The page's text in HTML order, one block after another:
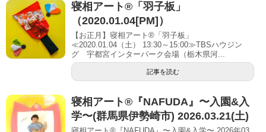
寝相アート®「羽子板」
（2020.01.04[PM]）
【お正月】寝相アート®「羽子板」
≪2020.01.04（土） 13:30～15:00≫TBSハウジン
グ 宇都宮インターパーク会場（栃木県河...
記事を読む
寝相アート®︎『NAFUDA』〜入園&入
学〜(群馬県伊勢崎市) 2026.03.21(土)